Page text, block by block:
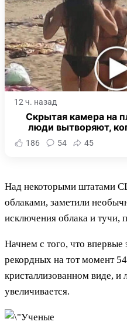
12 ч. назад
Скрытая камера на
люди вытворяют,
186 54 45
Над некоторыми штатами
облаками, заметили
исключения облака и тучи,
Начнем с того, что
рекордных на тот момент
кристаллизованном виде,
увеличивается.